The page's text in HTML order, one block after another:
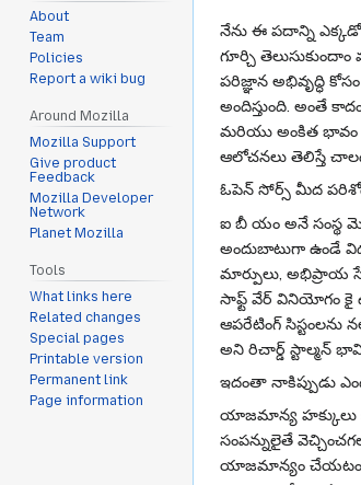
నేను ఈ పదాన్ని
గూర్చి
పరిజ్ఞాన అభివృద్ధి
అందిస్తుంది. అంతే
మరియు అంకిత భావం
ఆలోచనలు తెలిస్తే
ఓపెన్ సోర్స్ మీద
ఐ బీ యం అనే సంస్థ
అందుబాటుగా ఉండే
మార్పులు, అభిప్రాయ
సాఫ్ట్ వేర్ వినియోగం కై
ఆపరేటింగ్ సిస్టంలను
అని రిచార్డ్ స్టాల్మన్
ఇదంతా నాకిప్పుడు
యాజమాన్య హక్కులు
సంపన్నులైతే
యాజమాన్యం చేయటం
About
Team
Policies
Report a wiki bug
Around Mozilla
Mozilla Support
Give product
Feedback
Mozilla Developer
Network
Planet Mozilla
Tools
What links here
Related changes
Special pages
Printable version
Permanent link
Page information